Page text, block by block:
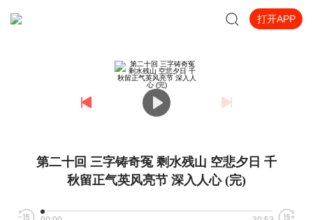
打开APP
第二十回 三字铸奇冤 剩水残山 空悲夕日 千
秋留正气英风亮节 深入人心 (完)